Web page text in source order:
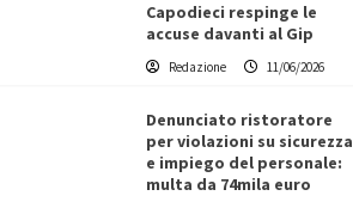
Capodieci respinge le
accuse davanti al Gip
Redazione 11/06/2026
Denunciato ristoratore
per violazioni su sicurezza
e impiego del personale:
multa da 74mila euro